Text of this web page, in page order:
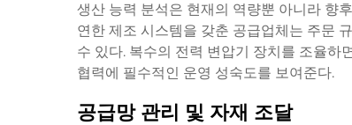
생산 능력 분석은 현재의 역량뿐 아니라 향
연한 제조 시스템을 갖춘 공급업체는 주문
수 있다. 복수의 전력 변압기 장치를 조율하
협력에 필수적인 운영 성숙도를 보여준다.
공급망 관리 및 자재 조달